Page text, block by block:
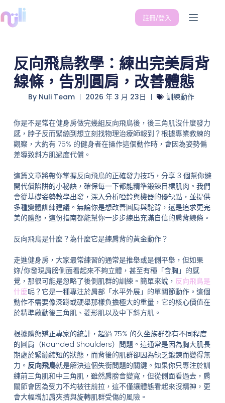
註冊/登入
反向飛鳥教學：練出完美肩背
線條，告別圓肩，改善體態
ByNuli Team 2026 年 3 月 23日 訓練動作
你是不是常在健身房做完幾組反向飛鳥後，後三角肌沒什麼發力
感，脖子反而緊繃到想立刻找物理治療師報到？根據專業教練的
觀察，大約有 75% 的健身者在操作這個動作時，會因為姿勢偏
差導致斜方肌過度代償。
這篇文章將帶你掌握反向飛鳥的正確發力技巧，分享 3 個幫你避
開代償陷阱的小秘訣，確保每一下都能精準鍛鍊目標肌肉。我們
會從基礎姿勢教學出發，深入分析啞鈴與機器的優缺點，並提供
多種變體訓練建議。無論你是想改善圓肩與駝背，還是追求更完
美的體態，這份指南都能幫你一步步練出充滿自信的肩背線條。
反向飛鳥是什麼？為什麼它是練肩背的黃金動作？
走進健身房，大家最常練習的通常是推舉或是側平舉，但如果
妳/你發現肩膀側面看起來不夠立體，甚至有種「含胸」的感
覺，那很可能是忽略了後側肌群的訓練。簡單來說， 反向飛鳥是
什麼呢？它是一種專注於肩部「水平外展」的單關節動作。這個
動作不需要像深蹲或硬舉那樣負擔極大的重量，它的核心價值在
於精準啟動後三角肌、菱形肌以及中下斜方肌。
根據體態矯正專家的統計，超過 75% 的久坐族群都有不同程度
的圓肩（Rounded Shoulders）問題。這通常是因為胸大肌長
期處於緊繃縮短的狀態，而背後的肌群卻因為缺乏鍛鍊而變得無
力。 反向飛鳥就是解決這個失衡問題的關鍵。如果你只專注於訓
練前三角肌和中三角肌，雖然肩膀會變寬，但從側面看過去，肩
關節會因為受力不均被往前拉，這不僅讓體態看起來沒精神，更
會大幅增加肩夾擠與旋轉肌群受傷的風險。